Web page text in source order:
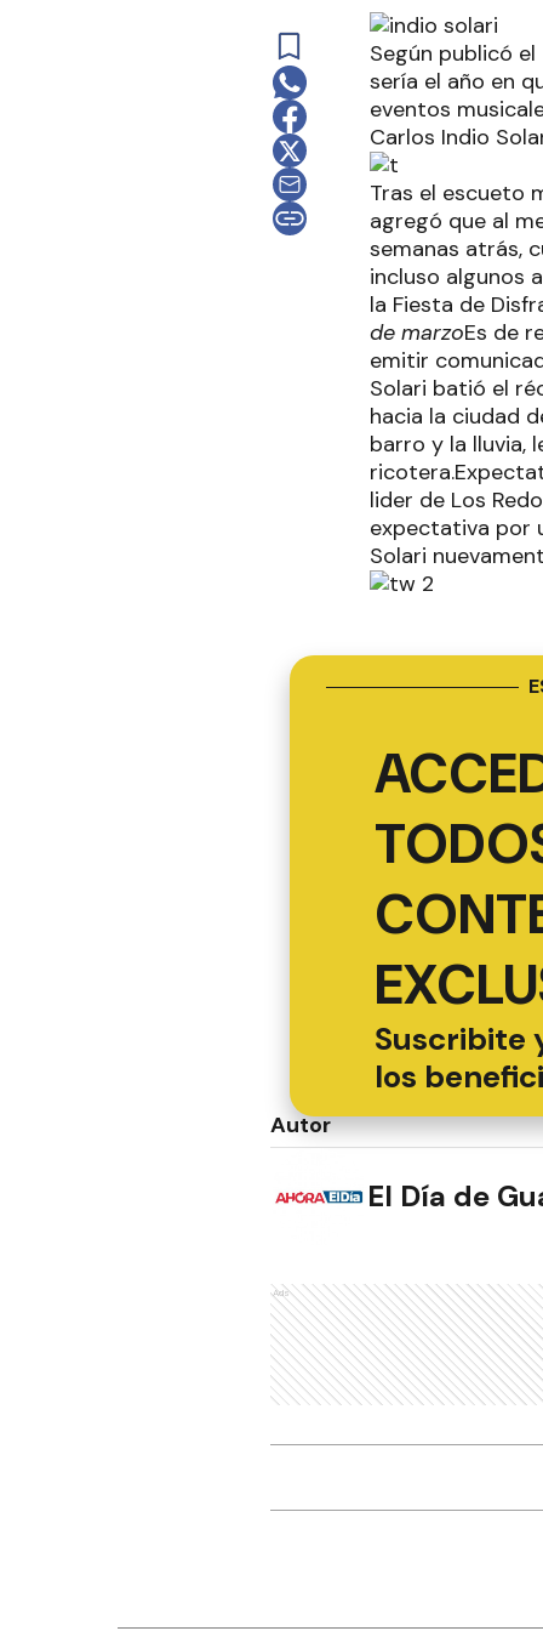
Según publicó
sería el año en
eventos
Carlos Indio
Tras el escueto
agregó que al
semanas atrás,
incluso algunos
la Fiesta de
de marzoEs de
emitir
Solari batió el
hacia la ciudad
barro y la lluvia,
lider de Los
expectativa por
Solari
Suscribite
los
Autor
El Día de
Ads